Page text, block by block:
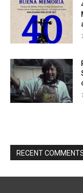
RECENT